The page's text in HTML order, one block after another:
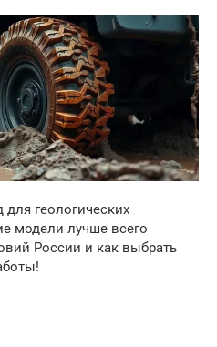
геологических
модели лучше всего
России и как выбрать